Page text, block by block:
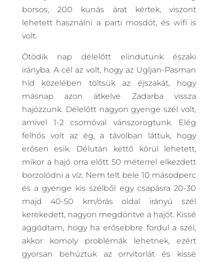
borsos, 200 kunás árat kértek, viszont
lehetett használni a parti mosdót, és wifi is
volt.
Ötödik nap délelőtt elindutunk északi
irányba. A cél az volt, hogy az Ugljan-Pasman
híd közelében töltsük az éjszakát, hogy
másnap azon átkelve Zadarba vissza
hajózzunk. Délelőtt nagyon gyenge szél volt,
amivel 1-2 csomóval vánszorogtunk. Elég
felhős volt az ég, a távolban láttuk, hogy
erősen esik. Délután kettő körül lehetett,
mikor a hajó orra előtt 50 méterrel elkezdett
borzolódni a víz. Nem telt bele 10 másodperc
és a gyenge kis szélből egy csapásra 20-30
majd 40-50 km/órás oldal irányú szél
kerekedett, nagyon megdöntve a hajót. Kissé
aggódtam, hogy ha erősebbre fordul a szél,
akkor komoly problémák lehetnek, ezért
gyorsan behúztuk az orrvitorlát és kissé